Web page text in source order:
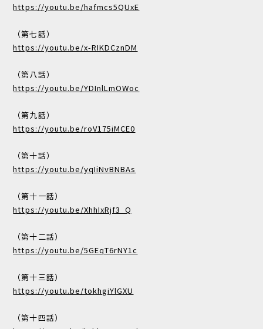
https://youtu.be/hafmcs5QUxE
（第七話）
https://youtu.be/x-RIKDCznDM
（第八話）
https://youtu.be/YDInlLmOWoc
（第九話）
https://youtu.be/roV175iMCE0
（第十話）
https://youtu.be/yqIiNvBNBAs
（第十一話）
https://youtu.be/XhhIxRjf3_Q
（第十二話）
https://youtu.be/5GEqT6rNY1c
（第十三話）
https://youtu.be/tokhgiYlGXU
（第十四話）